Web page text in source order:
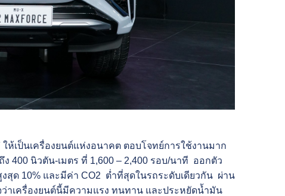
ห้เป็นเครื่องยนต์แห่งอนาคต ตอบโจทย์การใช้งานมาก
400 นิวตัน-เมตร ที่ 1,600 – 2,400 รอบ/นาที ออกตัว
สุด 10% และมีค่า CO2 ต่ำที่สุดในรถระดับเดียวกัน ผ่าน
าเครื่องยนต์นี้มีความแรง ทนทาน และประหยัดน้ำมัน